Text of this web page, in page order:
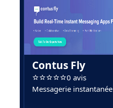
Contus Fly
0 avis
Messagerie instantanée